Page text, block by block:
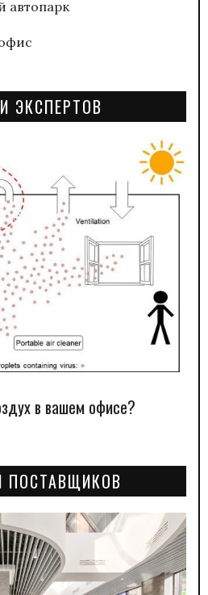
автопарк
ЭКСПЕРТОВ
в вашем офисе?
ПОСТАВЩИКОВ